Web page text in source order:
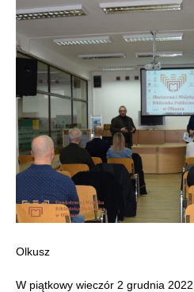
Olkusz
W piątkowy wieczór 2 grudnia